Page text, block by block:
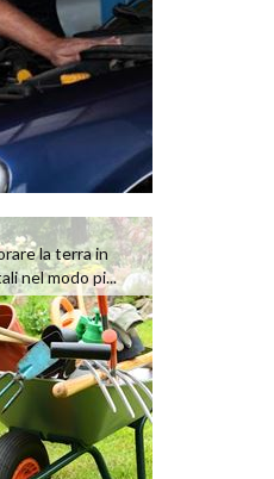
la terra in
nel modo pi...